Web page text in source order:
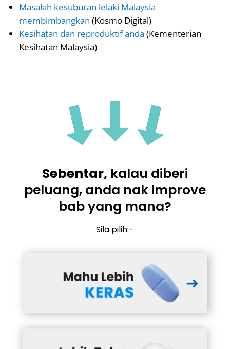
Masalah kesuburan lelaki Malaysia
membimbangkan (Kosmo Digital)
Kesihatan dan reproduktif anda (Kementerian
Kesihatan Malaysia)
Sebentar, kalau diberi
peluang, anda nak improve
bab yang mana?
Sila pilih:-